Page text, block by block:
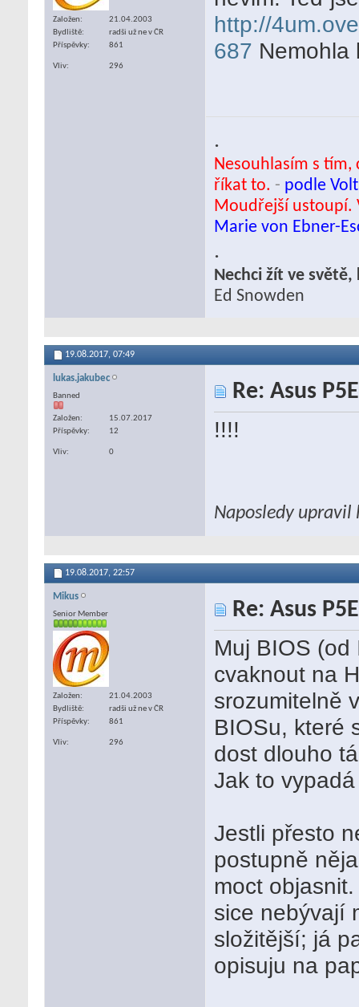
Založen
21.04.2003
Bydliště
radši už ne v ČR
Příspěvky
861
Vliv 296
http://
687 Nemohla
.
Nesouhlasím s
říkat to. - podle
Moudřejší ustoupí.
Marie von Ebner-
.
Nechci žít ve
Ed Snowden
19.08.2017, 07:49
lukas.jakubec
Banned
Založen
15.07.2017
Příspěvky
12
Vliv 0
Re: Asus
!!!!
Naposledy upravil
19.08.2017, 22:57
Mikus
Senior Member
Založen
21.04.2003
Bydliště
radši už ne v ČR
Příspěvky
861
Vliv 296
Re: Asus
Muj BIOS
cvaknout na
srozumitelně
BIOSu, které
dost dlouho
Jak to
Jestli přesto
postupně
moct
sice nebývají
složitější; já
opisuju na